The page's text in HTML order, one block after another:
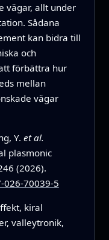
vägar, allt under
Sådana
kan bidra till
och
förbättra hur
mellan
vägar
Y. et al.
plasmonic
(2026).
70039-5
kiral
valleytronik,